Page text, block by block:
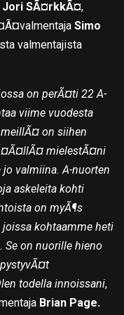
Jori SÃ¤rkkÃ¤,
Simo
valmentajista
on perÃ¤ti 22 A-
viime vuodesta
on siihen
mielestÃ¤ni
valmiina. A-nuorten
askeleita kohti
on myÃ¶s
kohtaamme heti
on nuorille hieno
todella innoissani,
Brian Page.